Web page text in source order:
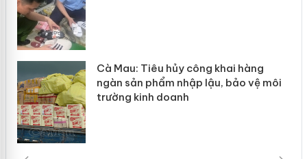
Cà Mau: Tiêu hủy công khai hàng
ngàn sản phẩm nhập lậu, bảo vệ môi
trường kinh doanh